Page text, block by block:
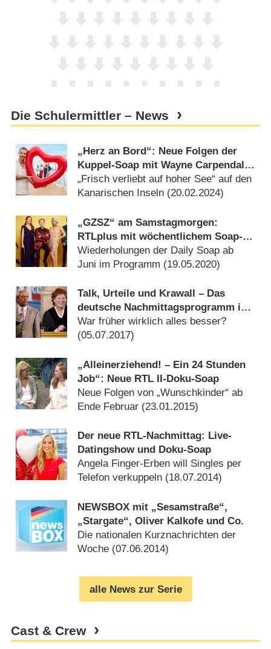
Die Schulermittler – News
„Herz an Bord“: Neue Folgen der
Kuppel-Soap mit Wayne Carpendale
in Sicht
„Frisch verliebt auf hoher See“ auf den
Kanarischen Inseln (20.02.2024)
„GZSZ“ am Samstagmorgen:
RTLplus mit wöchentlichem Soap-
Marathon
Wiederholungen der Daily Soap ab
Juni im Programm (19.05.2020)
Talk, Urteile und Krawall – Das
deutsche Nachmittagsprogramm im
Wandel
War früher wirklich alles besser?
(05.07.2017)
„Alleinerziehend! – Ein 24 Stunden
Job“: Neue RTL II-Doku-Soap
Neue Folgen von „Wunschkinder“ ab
Ende Februar (23.01.2015)
Der neue RTL-Nachmittag: Live-
Datingshow und Doku-Soap
Angela Finger-Erben will Singles per
Telefon verkuppeln (18.07.2014)
NEWSBOX mit „Sesamstraße“,
„Stargate“, Oliver Kalkofe und Co.
Die nationalen Kurznachrichten der
Woche (07.06.2014)
alle News zur Serie
Cast & Crew